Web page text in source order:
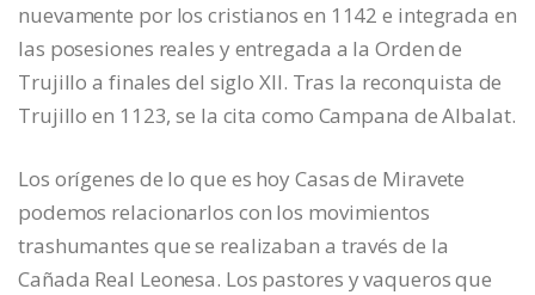
nuevamente por los cristianos en 1142 e integrada en
las posesiones reales y entregada a la Orden de
Trujillo a finales del siglo XII. Tras la reconquista de
Trujillo en 1123, se la cita como Campana de Albalat.
Los orígenes de lo que es hoy Casas de Miravete
podemos relacionarlos con los movimientos
trashumantes que se realizaban a través de la
Cañada Real Leonesa. Los pastores y vaqueros que